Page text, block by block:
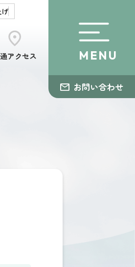
MENU
お問い合わせ
アクセス